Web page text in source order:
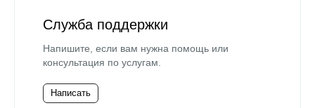
Служба поддержки
Напишите, если вам нужна помощь или
консультация по услугам.
Написать